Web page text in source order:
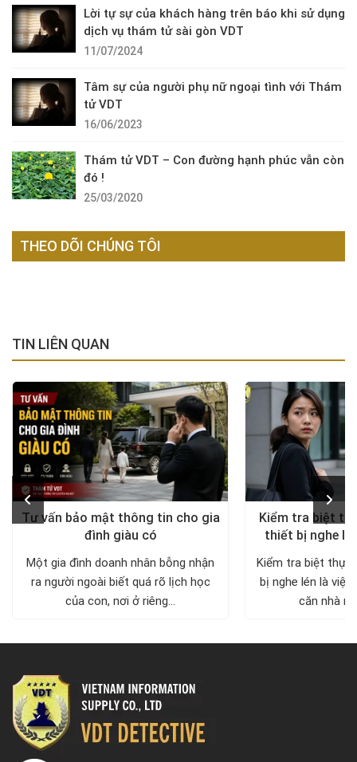
Lời tự sự của khách hàng trên báo khi sử dụng
dịch vụ thám tử sài gòn VDT
11/07/2024
Tâm sự của người phụ nữ ngoại tình với Thám
tử VDT
16/06/2023
Thám tử VDT – Con đường hạnh phúc vẫn còn
đó !
25/03/2020
THEO DÕI CHÚNG TÔI
TIN LIÊN QUAN
Tư vấn bảo mật thông tin cho gia
đình giàu có
Một gia đình doanh nhân bỗng nhận
ra người ngoài biết quá rõ lịch học
của con, nơi ở riêng...
Kiểm tra biệt
thiết bị nghe
Kiểm tra biệt thự
bị nghe lén là
căn nhà